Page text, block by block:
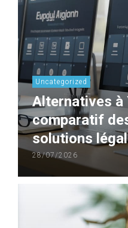
Uncategorized
Alternatives à
comparatif
solutions
28/07/2026